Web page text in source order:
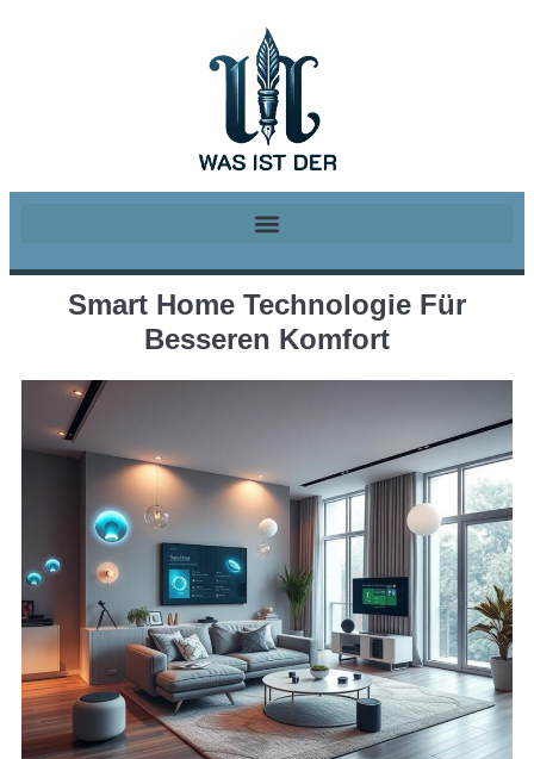
Smart Home Technologie Für
Besseren Komfort